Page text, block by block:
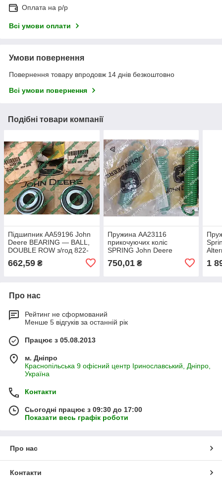
Оплата на р/р
Всі умови оплати
Умови повернення
Повернення товару впродовж 14 днів безкоштовно
Всі умови повернення
Подібні товари компанії
Підшипник AA59196 John
Deere BEARING — BALL,
DOUBLE ROW з/год 822-
232C для сіток 5204KRP50
аа59196
662,59 ₴
Пружина AA23116
прикочуючих коліс
SPRING John Deere
750,01₴ 1
Про нас
Рейтинг не сформований
Менше 5 відгуків за останній рік
Працює з 05.08.2013
м. Дніпро
Краснопільська 9 офісний центр Іринославський, Дніпро,
Україна
Контакти
Сьогодні працює з 09:30 до 17:00
Показати весь графік роботи
Про нас
Контакти